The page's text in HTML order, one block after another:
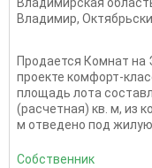
Владимир,
Продается Комнат
проекте комфорт-
площадь лота
(расчетная) кв. м, из
м отведено под жилую
Собственник